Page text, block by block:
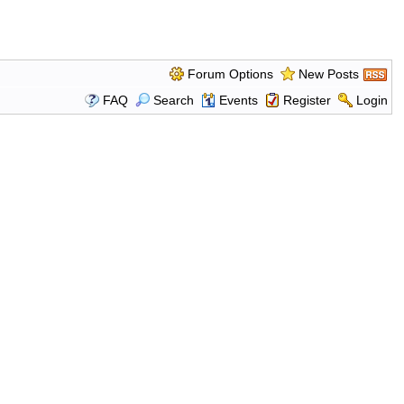
Forum Options
New Posts
FAQ
Search Events Register Login